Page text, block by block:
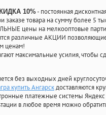
10%- постоянная
заказе товара на сумму более 5
цены на мелкооптовые
различные АКЦИИ
ценам!
максимальные усилия, чтобы
без выходных дней
купить Ангарскдоставляются
платежные системы Яндекс
в любое время можно